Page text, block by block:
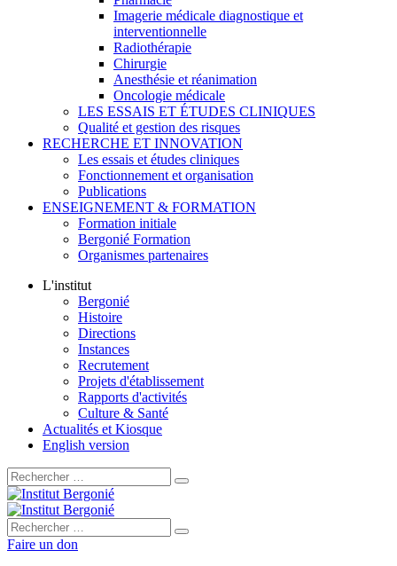
Imagerie médicale diagnostique et
interventionnelle
Radiothérapie
Chirurgie
Anesthésie et réanimation
Oncologie médicale
LES ESSAIS ET ÉTUDES CLINIQUES
Qualité et gestion des risques
RECHERCHE ET INNOVATION
Les essais et études cliniques
Fonctionnement et organisation
Publications
ENSEIGNEMENT & FORMATION
Formation initiale
Bergonié Formation
Organismes partenaires
L'institut
Bergonié
Histoire
Directions
Instances
Recrutement
Projets d'établissement
Rapports d'activités
Culture & Santé
Actualités et Kiosque
English version
Rechercher :
Rechercher :
Faire un don